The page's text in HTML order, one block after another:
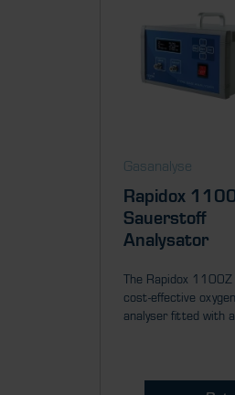
Gasanalyse
Rapidox
Sauerstoff
Analysator
The Rapidox 1100Z
cost-effective
analyser fitted with